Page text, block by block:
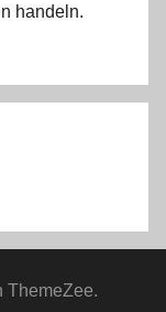
handeln.
ThemeZee.